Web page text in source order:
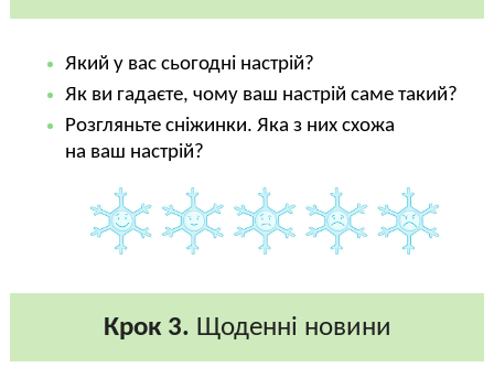
Який у вас сьогодні настрій?
Як ви гадаєте, чому ваш настрій саме такий?
Розгляньте сніжинки. Яка з них схожа
на ваш настрій?
Крок 3. Щоденні новини